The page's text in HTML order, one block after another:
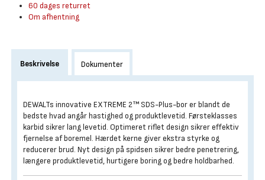
60 dages returret
Om afhentning
Beskrivelse Dokumenter
DEWALTs innovative EXTREME 2™ SDS-Plus-bor er blandt de
bedste hvad angår hastighed og produktlevetid. Førsteklasses
karbid sikrer lang levetid. Optimeret riflet design sikrer effektiv
fjernelse af boremel. Hærdet kerne giver ekstra styrke og
reducerer brud. Nyt design på spidsen sikrer bedre penetrering,
længere produktlevetid, hurtigere boring og bedre holdbarhed.